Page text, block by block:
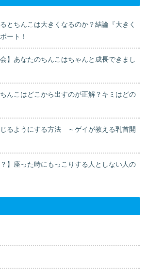
とちんこは大きくなるのか？結論『大きく
ート！
会】あなたのちんこはちゃんと成長できまし
んこはどこから出すのが正解？キミはどの
るようにする方法 ～ゲイが教える乳首開
？】座った時にもっこりする人としない人の